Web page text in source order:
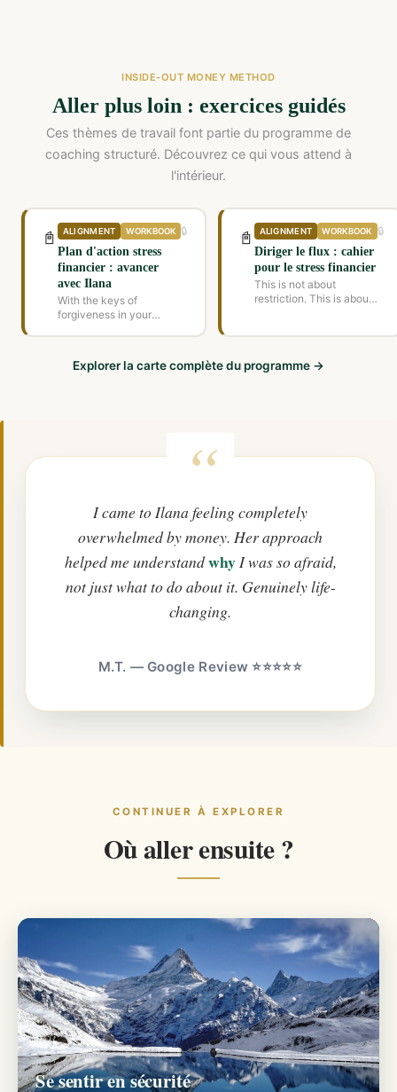
INSIDE-OUT MONEY METHOD
Aller plus loin : exercices guidés
Ces thèmes de travail font partie du programme de
coaching structuré. Découvrez ce qui vous attend à
l'intérieur.
📓 ALIGNMENT WORKBOOK
Plan d'action stress
financier : avancer
avec Ilana
With the keys of
forgiveness in your
🔒 📓 ALIGNMENT WORKBOOK
Diriger le flux : cahier
pour le stress financier
This is not about
restriction. This is about
🔒
Explorer la carte complète du programme →
I came to Ilana feeling completely
overwhelmed by money. Her approach
helped me understandwhyI was so afraid,
not just what to do about it. Genuinely life-
changing.
M.T. — Google Review ⭐⭐⭐⭐⭐
CONTINUER À EXPLORER
Où aller ensuite ?
Se sentir en sécurité